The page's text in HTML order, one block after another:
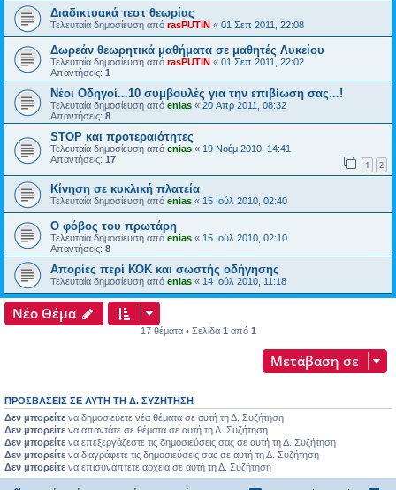
Διαδικτυακά τεστ θεωρίας
Τελευταία δημοσίευση από rasPUTIN « 01 Σεπ 2011, 22:08
Δωρεάν θεωρητικά μαθήματα σε μαθητές Λυκείου
Τελευταία δημοσίευση από rasPUTIN « 01 Σεπ 2011, 22:02
Απαντήσεις: 1
Νέοι Οδηγοί...10 συμβουλές για την επιβίωση σας...!
Τελευταία δημοσίευση από enias « 20 Απρ 2011, 08:32
Απαντήσεις: 8
STOP και προτεραιότητες
Τελευταία δημοσίευση από enias « 19 Νοέμ 2010, 14:41
Απαντήσεις: 17 1 2
Κίνηση σε κυκλική πλατεία
Τελευταία δημοσίευση από enias « 15 Ιούλ 2010, 02:40
Ο φόβος του πρωτάρη
Τελευταία δημοσίευση από enias « 15 Ιούλ 2010, 02:10
Απαντήσεις: 8
Απορίες περί ΚΟΚ και σωστής οδήγησης
Τελευταία δημοσίευση από enias « 14 Ιούλ 2010, 11:18
Νέο Θέμα
17 θέματα • Σελίδα 1 από 1
Μετάβαση σε
ΠΡΟΣΒΆΣΕΙΣ ΣΕ ΑΥΤΉ ΤΗ Δ. ΣΥΖΉΤΗΣΗ
Δεν μπορείτε να δημοσιεύετε νέα θέματα σε αυτή τη Δ. Συζήτηση
Δεν μπορείτε να απαντάτε σε θέματα σε αυτή τη Δ. Συζήτηση
Δεν μπορείτε να επεξεργάζεστε τις δημοσιεύσεις σας σε αυτή τη Δ. Συζήτηση
Δεν μπορείτε να διαγράφετε τις δημοσιεύσεις σας σε αυτή τη Δ. Συζήτηση
Δεν μπορείτε να επισυνάπτετε αρχεία σε αυτή τη Δ. Συζήτηση